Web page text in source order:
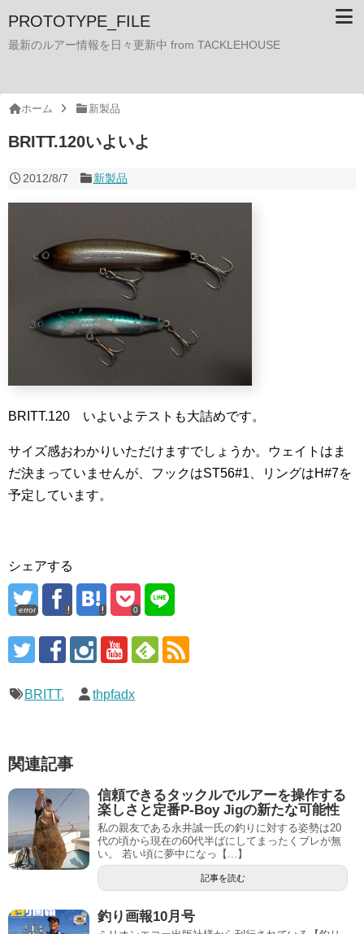
PROTOTYPE_FILE
最新のルアー情報を日々更新中 from TACKLEHOUSE
ホーム 新製品
BRITT.120いよいよ
2012/8/7 新製品
BRITT.120 いよいよテストも大詰めです。
サイズ感おわかりいただけますでしょうか。ウェイトはま
だ決まっていませんが、フックはST56#1、リングはH#7を
予定しています。
シェアする
error 0
BRITT. thpfadx
関連記事
信頼できるタックルでルアーを操作する
楽しさと定番P-Boy Jigの新たな可能性
私の親友である永井誠一氏の釣りに対する姿勢は20
代の頃から現在の60代半ばにしてまったくブレが無
い。 若い頃に夢中になっ【...】
記事を読む
釣り画報10月号